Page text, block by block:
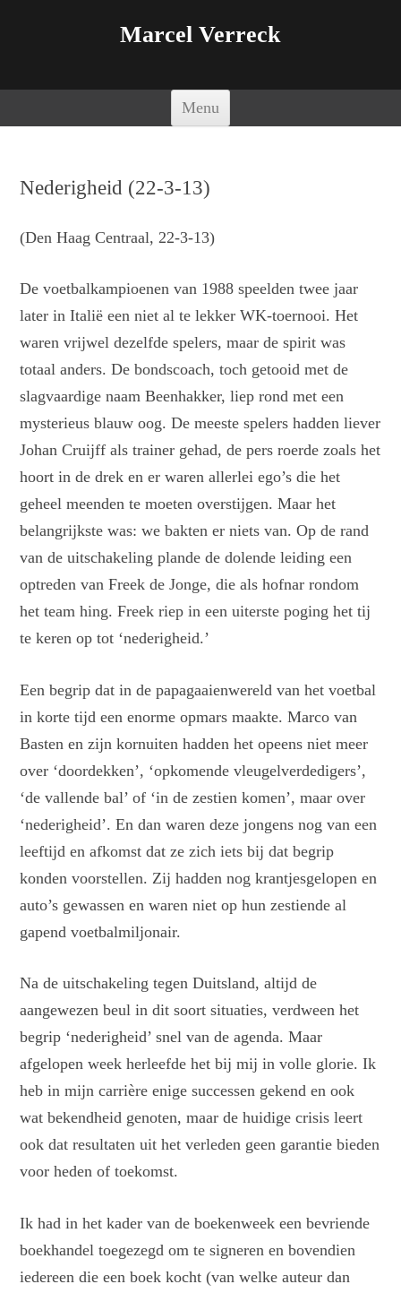
Marcel Verreck
Menu
Nederigheid (22-3-13)
(Den Haag Centraal, 22-3-13)
De voetbalkampioenen van 1988 speelden twee jaar
later in Italië een niet al te lekker WK-toernooi. Het
waren vrijwel dezelfde spelers, maar de spirit was
totaal anders. De bondscoach, toch getooid met de
slagvaardige naam Beenhakker, liep rond met een
mysterieus blauw oog. De meeste spelers hadden liever
Johan Cruijff als trainer gehad, de pers roerde zoals het
hoort in de drek en er waren allerlei ego’s die het
geheel meenden te moeten overstijgen. Maar het
belangrijkste was: we bakten er niets van. Op de rand
van de uitschakeling plande de dolende leiding een
optreden van Freek de Jonge, die als hofnar rondom
het team hing. Freek riep in een uiterste poging het tij
te keren op tot ‘nederigheid.’
Een begrip dat in de papagaaienwereld van het voetbal
in korte tijd een enorme opmars maakte. Marco van
Basten en zijn kornuiten hadden het opeens niet meer
over ‘doordekken’, ‘opkomende vleugelverdedigers’,
‘de vallende bal’ of ‘in de zestien komen’, maar over
‘nederigheid’. En dan waren deze jongens nog van een
leeftijd en afkomst dat ze zich iets bij dat begrip
konden voorstellen. Zij hadden nog krantjesgelopen en
auto’s gewassen en waren niet op hun zestiende al
gapend voetbalmiljonair.
Na de uitschakeling tegen Duitsland, altijd de
aangewezen beul in dit soort situaties, verdween het
begrip ‘nederigheid’ snel van de agenda. Maar
afgelopen week herleefde het bij mij in volle glorie. Ik
heb in mijn carrière enige successen gekend en ook
wat bekendheid genoten, maar de huidige crisis leert
ook dat resultaten uit het verleden geen garantie bieden
voor heden of toekomst.
Ik had in het kader van de boekenweek een bevriende
boekhandel toegezegd om te signeren en bovendien
iedereen die een boek kocht (van welke auteur dan